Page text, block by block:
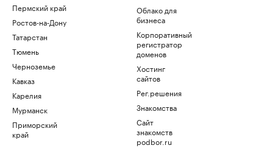
Пермский край
Ростов-на-Дону
Татарстан
Тюмень
Черноземье
Кавказ
Карелия
Мурманск
Приморский
край
Облако для
бизнеса
Корпоративный
регистратор
доменов
Хостинг
сайтов
Рег.решения
Знакомства
Сайт
знакомств
podbor.ru